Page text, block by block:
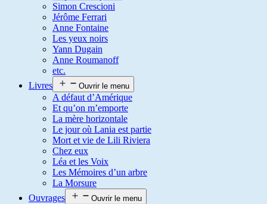
Simon Crescioni
Jérôme Ferrari
Anne Fontaine
Les yeux noirs
Yann Dugain
Anne Roumanoff
etc.
Livres
Ouvrir le menu
A défaut d’Amérique
Et qu’on m’emporte
La mère horizontale
Le jour où Lania est partie
Mort et vie de Lili Riviera
Chez eux
Léa et les Voix
Les Mémoires d’un arbre
La Morsure
Ouvrages
Ouvrir le menu